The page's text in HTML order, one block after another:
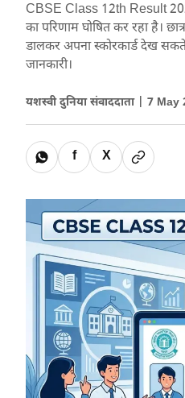
CBSE Class 12th Result
का परिणाम घोषित कर रहा है।
डालकर अपना स्कोरकार्ड देख
जानकारी।
यशस्वी दुनिया संवाददाता | 7 May
f X